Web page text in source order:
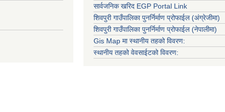
सार्वजनिक खरिद EGP Portal Link
शिवपुरी गाउँपालिका पुनर्निर्माण प्रोफाईल (अंग्रेजीमा)
शिवपुरी गाउँपालिका पुनर्निर्माण प्रोफाईल (नेपालीमा)
Gis Map मा स्थानीय तहको विवरण:
स्थानीय तहको वेवसाईटको विवरण: